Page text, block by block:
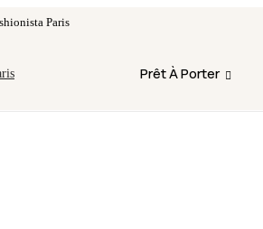
Paris
Prêt À Porter
annuelle du 17 juillet 16h au 12